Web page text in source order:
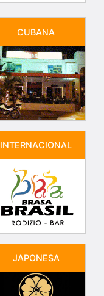
CUBANA
INTERNACIONAL
JAPONESA